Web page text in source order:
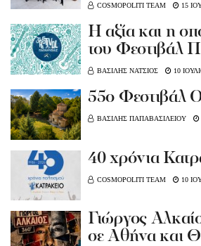
COSMOPOLITI TEAM 15
Η αξία και η
του Φεστιβάλ
ΒΑΣΙΛΗΣ ΝΑΤΣΙΟΣ 10
55ο Φεστιβάλ
ΒΑΣΙΛΗΣ ΠΑΠΑΒΑΣΙΛΕΙΟΥ
40 χρόνια
COSMOPOLITI TEAM 10
Γιώργος
σε Αθήνα και